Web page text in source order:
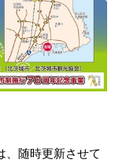
随時更新させて